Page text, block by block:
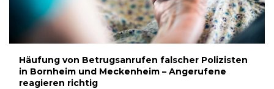
Häufung von Betrugsanrufen falscher Polizisten
in Bornheim und Meckenheim – Angerufene
reagieren richtig